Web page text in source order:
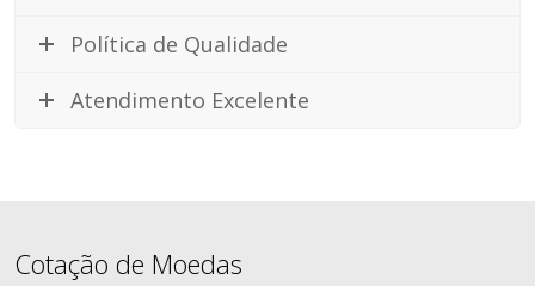
Política de Qualidade
Atendimento Excelente
Cotação de Moedas